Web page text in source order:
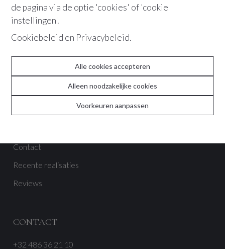
de pagina via de optie 'cookies' of 'cookie
instellingen'.
Cookiebeleid en Privacybeleid.
Alle cookies accepteren
Alleen noodzakelijke cookies
Voorkeuren aanpassen
Wij zoomen in op het specifieke karakter van uw
woning en vinden een blije koper of huurder voor u.
Contact
Recente realisaties
Reviews
CONTACT
+32 486 36 21 10